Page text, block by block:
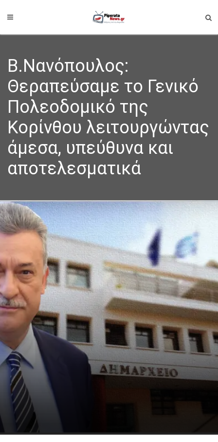
Β.Νανόπουλος:
Θεραπεύσαμε το Γενικό
Πολεοδομικό της
Κορίνθου λειτουργώντας
άμεσα, υπεύθυνα και
αποτελεσματικά